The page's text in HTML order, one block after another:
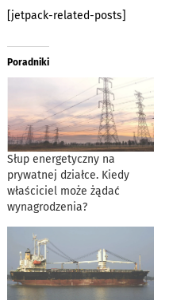
[jetpack-related-posts]
Poradniki
Słup energetyczny na
prywatnej działce. Kiedy
właściciel może żądać
wynagrodzenia?